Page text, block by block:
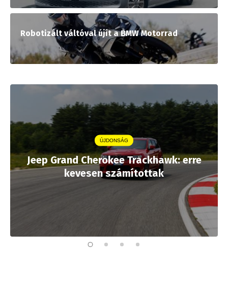
Robotizált váltóval újít a BMW Motorrad
ÚJDONSÁG
Jeep Grand Cherokee Trackhawk: erre
kevesen számítottak